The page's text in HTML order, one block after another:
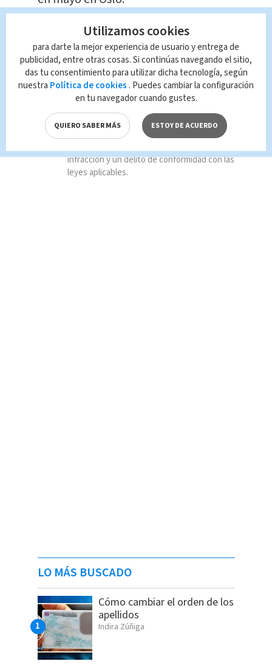
TAGS RELACIONADOS:
Internacional América
parcial del contenido de esta página, mismo
que es propiedad de TELEDIARIO; su
infracción y un delito de conformidad con las
leyes aplicables.
LO MÁS BUSCADO
Cómo cambiar el orden de los
apellidos
Indira Zúñiga
Utilizamos cookies
para darte la mejor experiencia de usuario y entrega de
publicidad, entre otras cosas. Si continúas navegando el sitio,
das tu consentimiento para utilizar dicha tecnología, según
nuestra Política de cookies . Puedes cambiar la configuración
en tu navegador cuando gustes.
QUIERO SABER MÁS ESTOY DE ACUERDO